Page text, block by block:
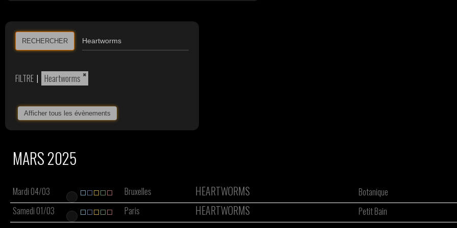
RECHERCHER
FILTRE | ×
Heartworms
Afficher tous les évènements
MARS 2025
Mardi 04/03 Bruxelles HEARTWORMS
Botanique
Samedi 01/03
Paris HEARTWORMS Petit Bain